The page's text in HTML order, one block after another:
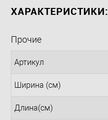
ХАРАКТЕРИСТИКИ:
Прочие
Артикул
Ширина (см)
Длина(см)